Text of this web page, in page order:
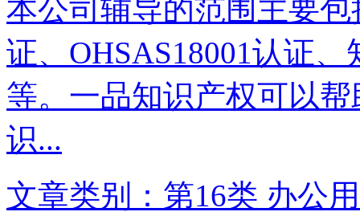
本公司辅导的范围主要包
证、OHSAS18001认证
等。一品知识产权可以
识...
文章类别：第16类 办公